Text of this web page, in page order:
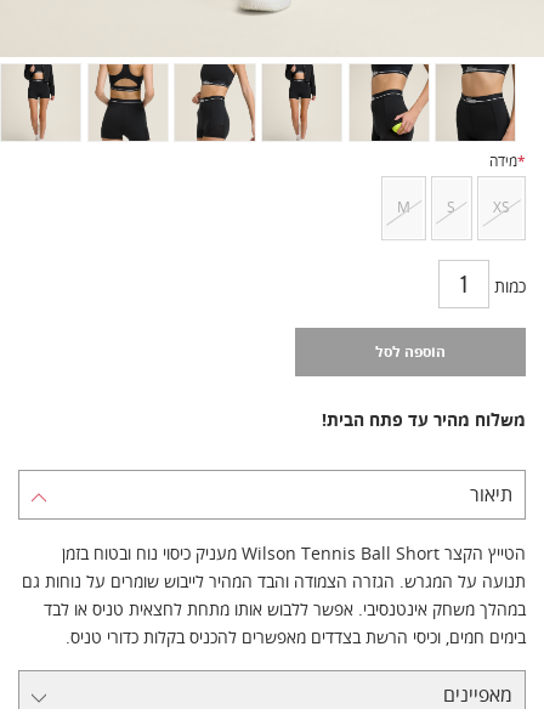
*מידה
XS
S
M
כמות
הוספה לסל
משלוח מהיר עד פתח הבית!
תיאור
הטייץ הקצר Wilson Tennis Ball Short מעניק כיסוי נוח ובטוח בזמן
תנועה על המגרש. הגזרה הצמודה והבד המהיר לייבוש שומרים על נוחות גם
במהלך משחק אינטנסיבי. אפשר ללבוש אותו מתחת לחצאית טניס או לבד
בימים חמים, וכיסי הרשת בצדדים מאפשרים להכניס בקלות כדורי טניס.
מאפיינים